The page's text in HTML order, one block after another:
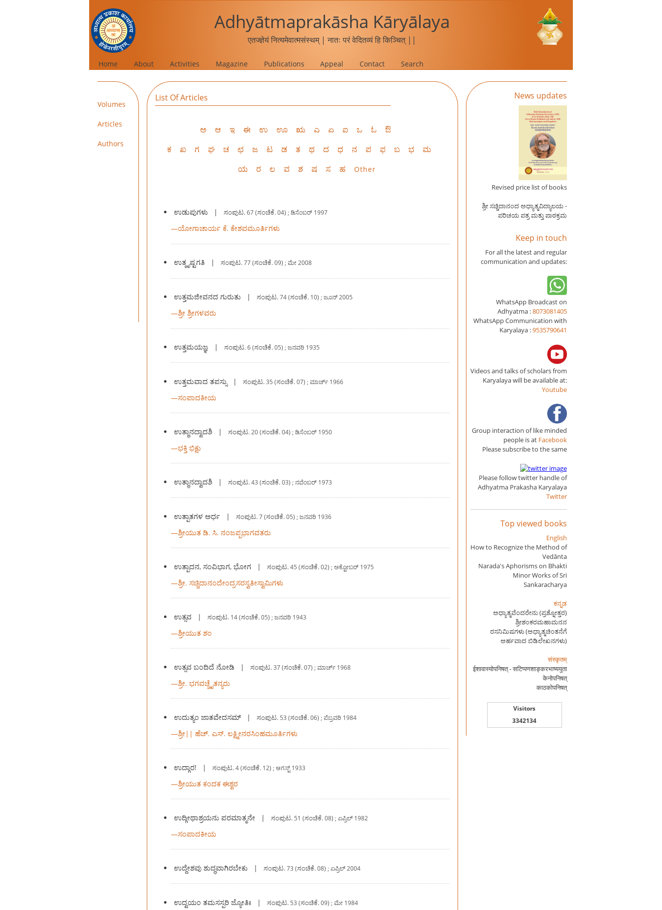
Adhyātmaprakāsha Kāryālaya
एतज्ज्ञेयं नित्यमेवात्मसंस्थम् | नातः परं वेदितव्यं हि किञ्चित् ||
Home About Activities Magazine Publications Appeal Contact Search
Volumes
Articles
Authors
List Of Articles
ಅ ಆ ಇ ಈ ಉ ಊ ಋ ಎ ಏ ಐ ಒ ಓ
ಔ
ಕ
ಖ ಗ ಘ ಚ ಛ ಜ ಟ ಡ ತ ಥ ದ ಧ ನ ಪ ಫ ಬ ಭ
ಮ
ಯ
ರ ಲ ವ ಶ ಷ ಸ ಹ Other
ಉಡುಪುಗಳು | ಸಂಪುಟ.67 (ಸಂಚಿಕೆ.04) ; ಡಿಸೆಂಬರ್ 1997
—ಯೋಗಾಚಾರ್ಯ ಕೆ. ಕೇಶವಮೂರ್ತಿಗಳು
ಉತ್ಕೃಷ್ಟಗತಿ | ಸಂಪುಟ.77 (ಸಂಚಿಕೆ.09) ; ಮೇ 2008
ಉತ್ತಮಜೀವನದ ಗುರುತು | ಸಂಪುಟ.74 (ಸಂಚಿಕೆ. 10) ; ಜೂನ್ 2005
—ಶ್ರೀ ಶ್ರೀಗಳವರು
ಉತ್ತಮಯಜ್ಞ | ಸಂಪುಟ.6 (ಸಂಚಿಕೆ.05) ; ಜನವರಿ 1935
ಉತ್ತಮವಾದ ತಪಸ್ಸು | ಸಂಪುಟ.35 (ಸಂಚಿಕೆ.07) ; ಮಾರ್ಚ್ 1966
—ಸಂಪಾದಕೀಯ
ಉತ್ಥಾನದ್ವಾದಶಿ | ಸಂಪುಟ.20 (ಸಂಚಿಕೆ.04) ; ಡಿಸೆಂಬರ್ 1950
—ಭಕ್ತಿ ಭಿಕ್ಷು
ಉತ್ಥಾನದ್ವಾದಶಿ | ಸಂಪುಟ.43 (ಸಂಚಿಕೆ.03) ; ನವೆಂಬರ್ 1973
ಉತ್ಪಾತಗಳ ಅರ್ಧ | ಸಂಪುಟ.7 (ಸಂಚಿಕೆ.05) ; ಜನವರಿ 1936
—ಶ್ರೀಯುತ ಡಿ. ಸಿ. ನಂಜಪ್ಪಭಾಗವತರು
ಉತ್ಪಾದನ, ಸಂವಿಭಾಗ, ಭೋಗ | ಸಂಪುಟ.45 (ಸಂಚಿಕೆ.02) ; ಅಕ್ಟೋಬರ್ 1975
—ಶ್ರೀ. ಸಚ್ಚಿದಾನಂದೇಂದ್ರಸರಸ್ವತೀಸ್ವಾಮಿಗಳು
ಉತ್ಸವ | ಸಂಪುಟ. 14 (ಸಂಚಿಕೆ.05) ; ಜನವರಿ 1943
—ಶ್ರೀಯುತ ಶಂ
ಉತ್ಸವ ಬಂದಿದೆ ನೋಡಿ | ಸಂಪುಟ.37 (ಸಂಚಿಕೆ.07) ; ಮಾರ್ಚ್ 1968
—ಶ್ರೀ. ಭಗವಚ್ಚೈತನ್ಯರು
ಉದುತ್ಯಂ ಜಾತವೇದಸಮ್ | ಸಂಪುಟ. 53 (ಸಂಚಿಕೆ.06) ; ಪೆಬ್ರವರಿ 1984
—ಶ್ರೀ|| ಹೆಚ್. ಎಸ್. ಲಕ್ಷ್ಮೀನರಸಿಂಹಮೂರ್ತಿಗಳು
ಉದ್ಗಾರ! | ಸಂಪುಟ.4 (ಸಂಚಿಕೆ. 12) ; ಆಗಸ್ಟ್ 1933
—ಶ್ರೀಯುತ ಕಂದಕ ಈಶ್ವರ
ಉದ್ಗೀಥಾಶ್ರಯನು ಪರಮಾತ್ಮನೇ | ಸಂಪುಟ. 51 (ಸಂಚಿಕೆ.08) ; ಏಪ್ರಿಲ್ 1982
—ಸಂಪಾದಕೀಯ
ಉದ್ದೇಶವು ಶುದ್ಧವಾಗಿರಬೇಕು | ಸಂಪುಟ.73 (ಸಂಚಿಕೆ.08) ; ಏಪ್ರಿಲ್ 2004
ಉದ್ವಯಂ ತಮಸಸ್ಪರಿ ಜ್ಯೋತಿಃ | ಸಂಪುಟ. 53 (ಸಂಚಿಕೆ.09) ; ಮೇ 1984
News updates
Revised price list of books
ಶ್ರೀ ಸಚ್ಚಿದಾನಂದ ಅಧ್ಯಾತ್ಮವಿದ್ಯಾಲಯ -
ಪರಿಚಯ ಪತ್ರ ಮತ್ತು ಪಾಠಕ್ರಮ
Keep in touch
For all the latest and regular
communication and updates:
WhatsApp Broadcast on
Adhyatma :8073081405
WhatsApp Communication with
Karyalaya :9535790641
Videos and talks of scholars from
Karyalaya will be available at:
Youtube
Group interaction of like minded
people is at Facebook
Please subscribe to the same
Please follow twitter handle of
Adhyatma Prakasha Karyalaya
Twitter
Top viewed books
English
How to Recognize the Method of
Vedānta
Narada's Aphorisms on Bhakti
Minor Works of Sri
Sankaracharya
ಕನ್ನಡ
ಅಧ್ಯಾತ್ಮವೆಂದರೇನು (ಪ್ರಶ್ನೋತ್ತರ)
ಶ್ರೀಶಂಕರಮಹಾಮನನ
ರಸನಿಮಿಷಗಳು (ಅಧ್ಯಾತ್ಮಚಿಂತನೆಗೆ
ಅರ್ಹವಾದ ಬಿಡಿಲೇಖನಗಳು)
संस्कृतम्
ईशावास्योपनिषत् - सटिप्पणशाङ्करभाष्ययुता
केनोपनिषत्
काठकोपनिषत्
Visitors
3342134